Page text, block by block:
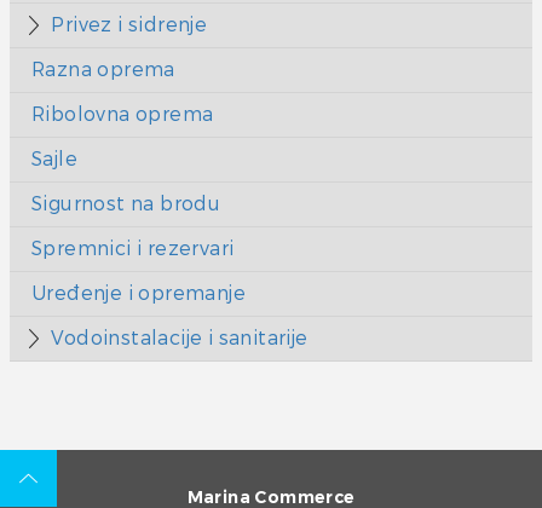
Privez i sidrenje
Razna oprema
Ribolovna oprema
Sajle
Sigurnost na brodu
Spremnici i rezervari
Uređenje i opremanje
Vodoinstalacije i sanitarije
Marina Commerce